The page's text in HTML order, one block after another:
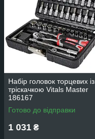
Набір головок торцевих із
тріскачкою Vitals Master
186167
Готово до відправки
1 031 ₴